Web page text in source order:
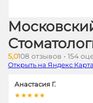
5,0108 отзывов • 154
Открыть на Яндекс
Анастасия Г.
★★★★★